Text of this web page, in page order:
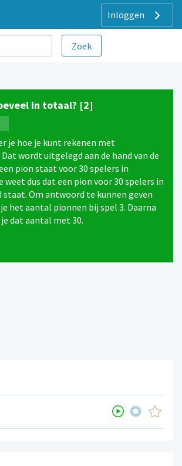
Inloggen
in totaal? [2]
je hoe je kunt rekenen met
wordt uitgelegd aan de hand van de
pion staat voor 30 spelers in
weet dus dat een pion voor 30 spelers in
staat. Om antwoord te kunnen geven
het aantal pionnen bij spel 3. Daarna
dat aantal met 30.